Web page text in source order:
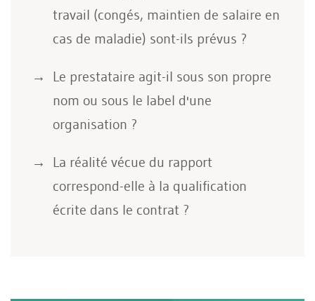
travail (congés, maintien de salaire en
cas de maladie) sont-ils prévus ?
Le prestataire agit-il sous son propre
nom ou sous le label d'une
organisation ?
La réalité vécue du rapport
correspond-elle à la qualification
écrite dans le contrat ?